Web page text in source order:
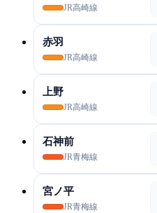
JR高崎線
赤羽
JR高崎線
上野
JR高崎線
石神前
JR青梅線
宮ノ平
JR青梅線